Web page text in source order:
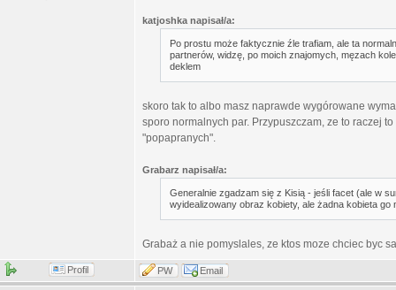
katjoshka napisał/a:
Po prostu może faktycznie źle trafiam, ale ta
partnerów, widzę, po moich znajomych, męzach
deklem
skoro tak to albo masz naprawde wygórowane
sporo normalnych par. Przypuszczam, ze to raczej
"popapranych".
Grabarz napisał/a:
Generalnie zgadzam się z Kisią - jeśli facet (ale w
wyidealizowany obraz kobiety, ale żadna kobieta
Grabaż a nie pomyslales, ze ktos moze chciec byc
Profil PW Email